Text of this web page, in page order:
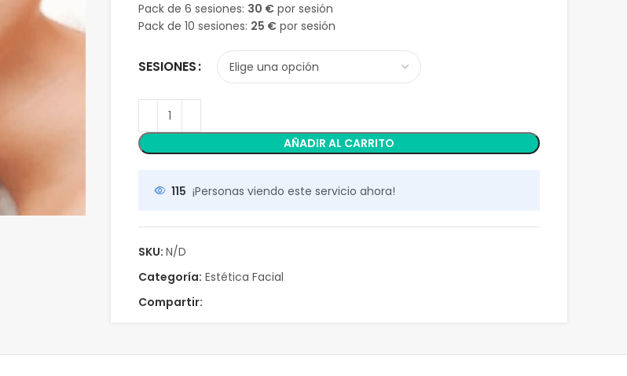
Pack de 6 sesiones: 30 € por sesión
Pack de 10 sesiones: 25 € por sesión
SESIONES
AÑADIR AL CARRITO
115 ¡Personas viendo este servicio ahora!
SKU: N/D
Categoría: Estética Facial
Compartir: